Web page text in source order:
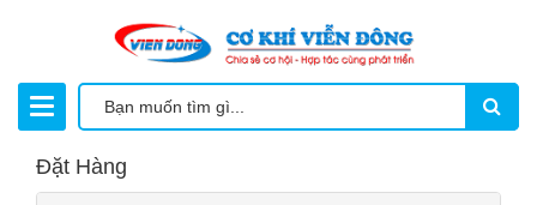
Đặt Hàng